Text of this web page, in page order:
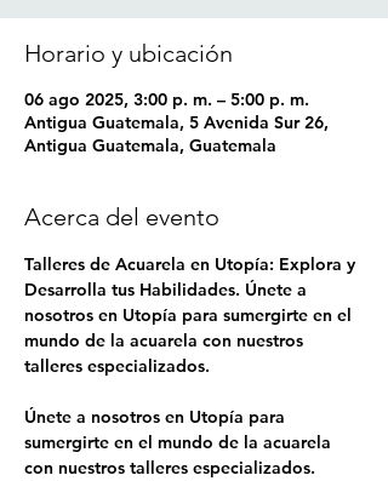
Horario y ubicación
06 ago 2025, 3:00 p. m. – 5:00 p. m.
Antigua Guatemala, 5 Avenida Sur 26,
Antigua Guatemala, Guatemala
Acerca del evento
Talleres de Acuarela en Utopía: Explora y
Desarrolla tus Habilidades. Únete a
nosotros en Utopía para sumergirte en el
mundo de la acuarela con nuestros
talleres especializados.
Únete a nosotros en Utopía para
sumergirte en el mundo de la acuarela
con nuestros talleres especializados.